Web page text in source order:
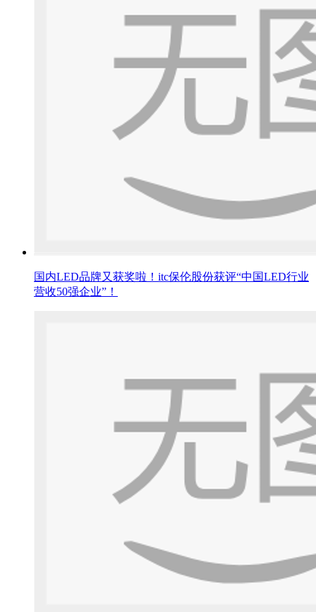
国内LED品牌又获奖啦！itc保伦股份获评“中国LED行业
营收50强企业”！